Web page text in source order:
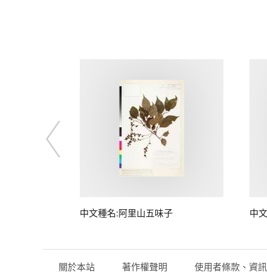
中文種名:阿里山五味子 中
關於本站 著作權聲明 使用者條款、資